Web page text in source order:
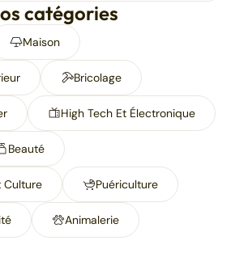
catégories
Maison
Bricolage
High Tech Et Électronique
Beauté
Culture Puériculture
Animalerie